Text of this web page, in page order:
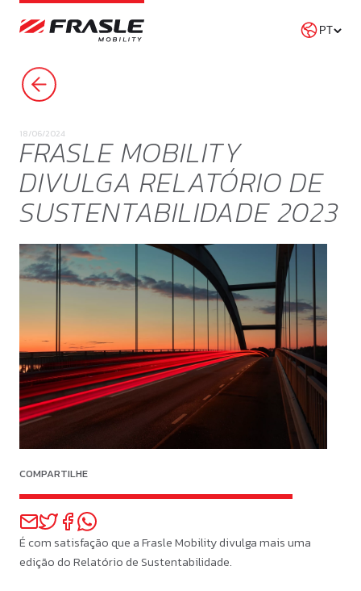
18/06/2024
FRASLE MOBILITY
DIVULGA RELATÓRIO DE
SUSTENTABILIDADE 2023
É com satisfação que a Frasle Mobility divulga mais uma
edição do Relatório de Sustentabilidade.
COMPARTILHE